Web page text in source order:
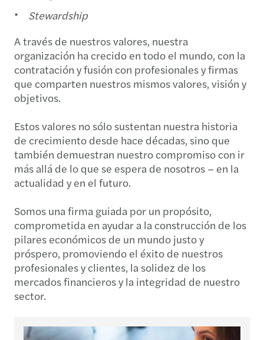
Stewardship
A través de nuestros valores, nuestra
organización ha crecido en todo el mundo, con la
contratación y fusión con profesionales y firmas
que comparten nuestros mismos valores, visión y
objetivos.
Estos valores no sólo sustentan nuestra historia
de crecimiento desde hace décadas, sino que
también demuestran nuestro compromiso con ir
más allá de lo que se espera de nosotros – en la
actualidad y en el futuro.
Somos una firma guiada por un propósito,
comprometida en ayudar a la construcción de los
pilares económicos de un mundo justo y
próspero, promoviendo el éxito de nuestros
profesionales y clientes, la solidez de los
mercados financieros y la integridad de nuestro
sector.